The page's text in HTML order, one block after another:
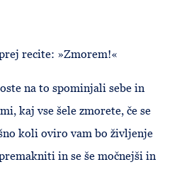
recite: »Zmorem!«
na to spominjali sebe in
kaj vse šele zmorete, če se
koli oviro vam bo življenje
in se še močnejši in